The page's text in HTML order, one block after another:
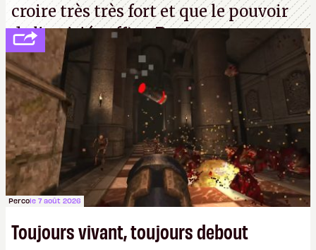
croire très très fort et que le pouvoir
de l'amitié suffira.P.
Percole 7 août 2026
Toujours vivant, toujours debout